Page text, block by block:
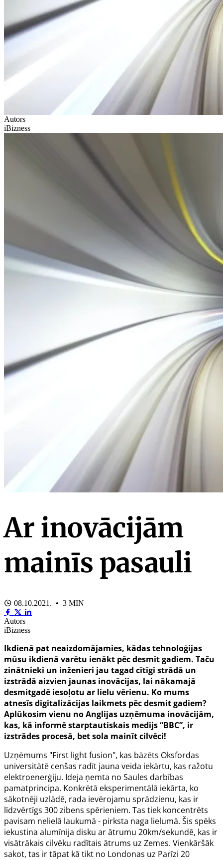
Autors
iBizness
Ar inovācijām
mainīs pasauli
08.10.2021. • 3 MIN
Autors
iBizness
Ikdienā pat neaizdomājamies, kādas tehnoloģijas
mūsu ikdienā varētu ienākt pēc desmit gadiem. Taču
zinātnieki un inženieri jau tagad cītīgi strādā un
izstrādā aizvien jaunas inovācijas, lai nākamajā
desmitgadē iesoļotu ar lielu vērienu. Ko mums
atnesīs digitalizācijas laikmets pēc desmit gadiem?
Aplūkosim vienu no Anglijas uzņēmuma inovācijām,
kas, kā informē starptautiskais medijs “BBC”, ir
izstrādes procesā, bet sola mainīt cilvēci!
Uzņēmums "First light fusion", kas bāzēts Oksfordas
universitātē cenšas radīt jauna veida iekārtu, kas ražotu
elektroenerģiju. Ideja ņemta no Saules darbības
pamatprincipa. Konkrētā eksperimentālā iekārta, ko
sākotnēji uzlādē, rada ievērojamu sprādzienu, kas ir
līdzvērtīgs 300 zibens spērieniem. Tas tiek koncentrēts
pavisam nelielā laukumā - pirksta naga lielumā. Šis spēks
iekustina alumīnija disku ar ātrumu 20km/sekundē, kas ir
visātrākais cilvēku radītais ātrums uz Zemes. Vienkāršāk
sakot, tas ir tāpat kā tikt no Londonas uz Parīzi 20